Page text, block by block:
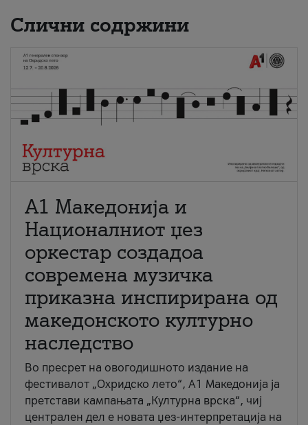
Слични содржини
А1 Македонија и
Националниот џез
оркестар создадоа
современа музичка
приказна инспирирана од
македонското културно
наследство
Во пресрет на овогодишното издание на
фестивалот „Охридско лето“, А1 Македонија ја
претстави кампањата „Културна врска“, чиј
централен дел е новата џез-интерпретација на